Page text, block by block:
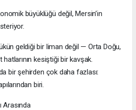
büyüklüğü değil, Mersin’in
geldiği bir liman değil — Orta Doğu,
kesiştiği bir kavşak.
bir şehirden çok daha fazlası:
biri.
Arasında